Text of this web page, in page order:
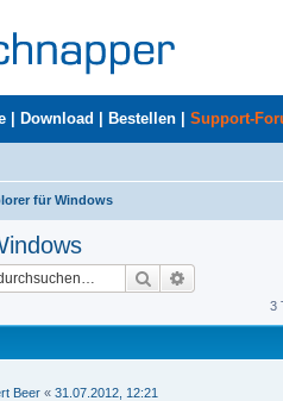
Download Bestellen Support-
für Windows
Suche
3
Beer « 31.07.2012, 12:21